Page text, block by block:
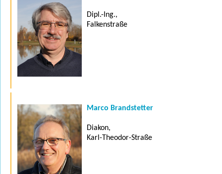
Dipl.-Ing.,
Falkenstraße
Marco Brandstetter
Diakon,
Karl-Theodor-Straße